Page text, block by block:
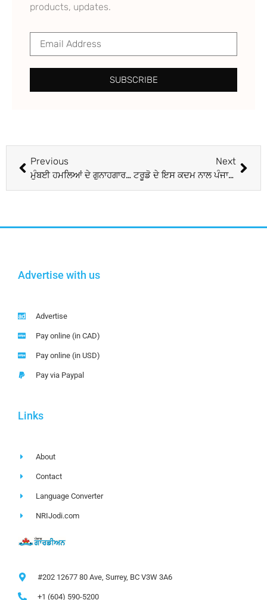
products, updates.
SUBSCRIBE
Previous
ਮੁੰਬਈ ਹਮਲਿਆਂ ਦੇ ਗੁਨਾਹਗਾਰ ਡੇਵਿਡ ਹੇਡਲੀ ‘ਤੇ ਹਮਲਾ, ਹਾਲਤ ਗੰਭੀਰ
Next
ਟਰੂਡੋ ਦੇ ਇਸ ਕਦਮ ਨਾਲ ਪੰਜਾਬ ‘ਚ ਮਚੀ ਹਾਹਾਕਾਰ
Advertise with us
Advertise
Pay online (in CAD)
Pay online (in USD)
Pay via Paypal
Links
About
Contact
Language Converter
NRIJodi.com
#202 12677 80 Ave, Surrey, BC V3W 3A6
+1 (604) 590-5200